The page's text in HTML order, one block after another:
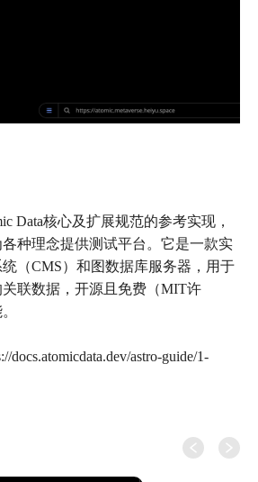
Data核心及扩展规范的参考实现，
种理念提供测试平台。它是一款实
（CMS）和图数据库服务器，用于
联数据，开源且免费（MIT许
astro-guide/1-